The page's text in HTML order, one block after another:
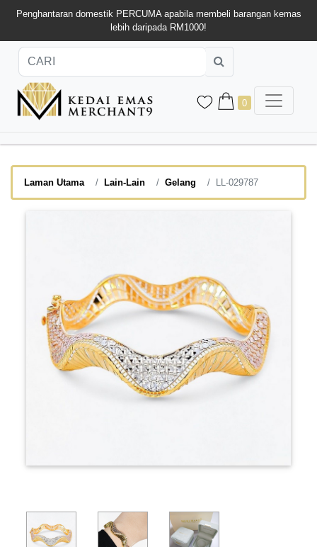
Penghantaran domestik PERCUMA apabila membeli barangan kemas
lebih daripada RM1000!
0
Laman Utama Lain-Lain Gelang LL-029787